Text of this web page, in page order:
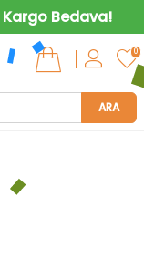
Kargo Bedava!
ARA
0